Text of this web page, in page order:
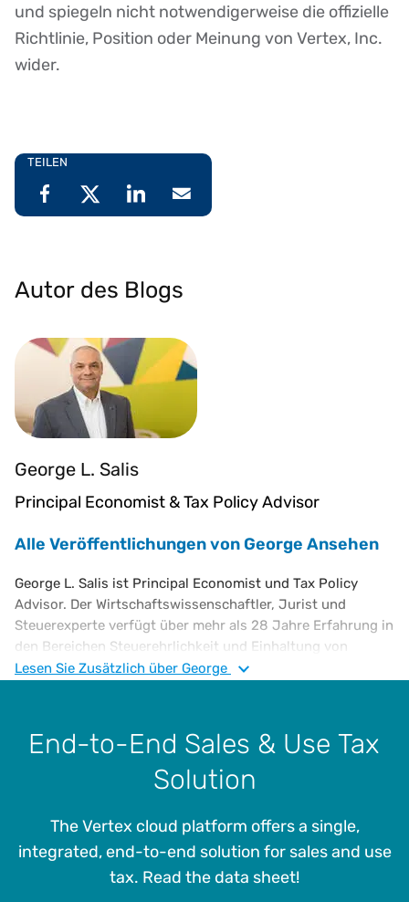
und spiegeln nicht notwendigerweise die offizielle
Richtlinie, Position oder Meinung von Vertex, Inc.
wider.
TEILEN
Autor des Blogs
George L. Salis
Principal Economist & Tax Policy Advisor
Alle Veröffentlichungen von George Ansehen
George L. Salis ist Principal Economist und Tax Policy
Advisor. Der Wirtschaftswissenschaftler, Jurist und
Steuerexperte verfügt über mehr als 28 Jahre Erfahrung in
den Bereichen Steuerehrlichkeit und Einhaltung von
Handelsvorschriften weltweit, Steuerplanung und -
Analyse wirtschaftlicher, rechtlicher, finanzieller sowie
handels- und entwicklungspolitischer Fragen in
verschiedenen Ländern sowie für die Beobachtung und
Analyse des raschen Wandels von Steuerpolitik und -
Organisationen und der Steuerverwaltungen in aller Welt.
Herr L. Salis hat das Advanced Certificate in EU-Recht von
Lesen Sie Zusätzlich über George
End-to-End Sales & Use Tax
Solution
The Vertex cloud platform offers a single,
integrated, end-to-end solution for sales and use
tax. Read the data sheet!